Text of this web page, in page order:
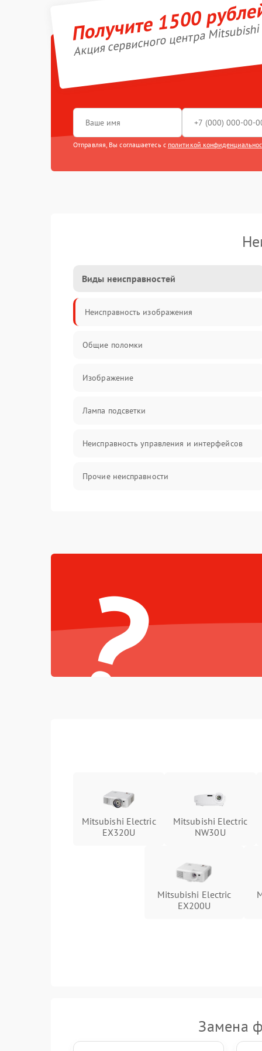
Получите 1500
Акция сервисного центра
Отправляя, Вы соглашаетесь с политикой
Виды неисправностей
Неисправность изображения
Общие поломки
Изображение
Лампа подсветки
Неисправность управления и интерфейсов
Прочие неисправности
?
Mitsubishi Electric
EX320U
Mitsubishi Electric
NW30U
Mitsubishi Electric
EX200U
Замена